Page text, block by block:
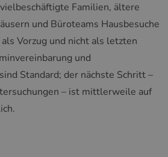
Familien, ältere
und Büroteams Hausbesuche
Vorzug und nicht als letzten
und
Standard; der nächste Schritt –
– ist mittlerweile auf